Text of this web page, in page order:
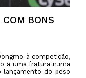
COM BONS
à competição,
a uma fratura numa
lançamento do peso